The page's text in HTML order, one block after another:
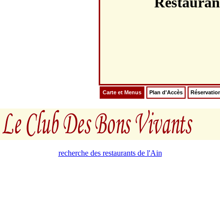
Carte et Menus Plan d'Accès
recherche des restaurants de l'Ain